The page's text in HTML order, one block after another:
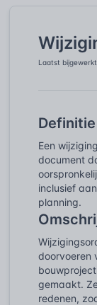
Laatst
Definitie
Een
document
inclusief
planning.
doorvoeren
gemaakt.
redenen,